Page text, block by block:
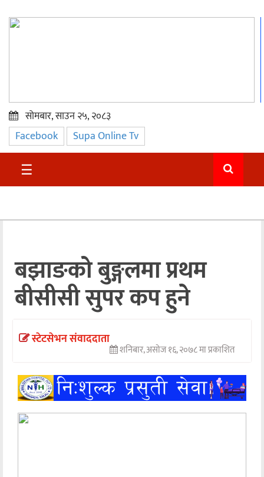
प्रमुख
समाचार
सुदुर
अन्तराष्ट्रिय
अन्तर्वार्ता
अर्थ
खेलकुद
अन्य
सोमबार, साउन २५, २०८३
Facebook Supa Online Tv
☰
बझाङको बुङ्गलमा प्रथम
बीसीसी सुपर कप हुने
स्टेटसेभन संवाददाता
शनिबार, असोज १६, २०७८ मा प्रकाशित